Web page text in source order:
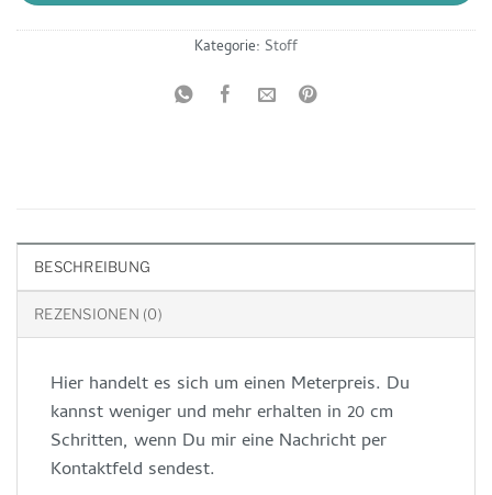
Kategorie: Stoff
BESCHREIBUNG
REZENSIONEN (0)
Hier handelt es sich um einen Meterpreis. Du
kannst weniger und mehr erhalten in 20 cm
Schritten, wenn Du mir eine Nachricht per
Kontaktfeld sendest.